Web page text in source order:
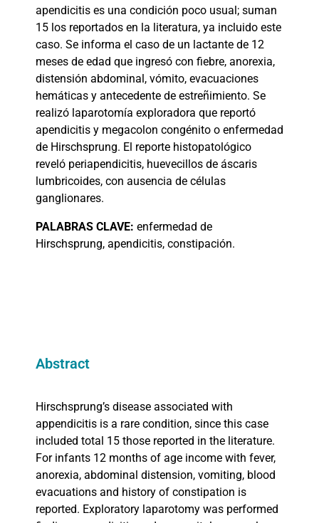
apendicitis es una condición poco usual; suman
15 los reportados en la literatura, ya incluido este
caso. Se informa el caso de un lactante de 12
meses de edad que ingresó con fiebre, anorexia,
distensión abdominal, vómito, evacuaciones
hemáticas y antecedente de estreñimiento. Se
realizó laparotomía exploradora que reportó
apendicitis y megacolon congénito o enfermedad
de Hirschsprung. El reporte histopatológico
reveló periapendicitis, huevecillos de áscaris
lumbricoides, con ausencia de células
ganglionares.
PALABRAS CLAVE: enfermedad de
Hirschsprung, apendicitis, constipación.
Abstract
Hirschsprung’s disease associated with
appendicitis is a rare condition, since this case
included total 15 those reported in the literature.
For infants 12 months of age income with fever,
anorexia, abdominal distension, vomiting, blood
evacuations and history of constipation is
reported. Exploratory laparotomy was performed